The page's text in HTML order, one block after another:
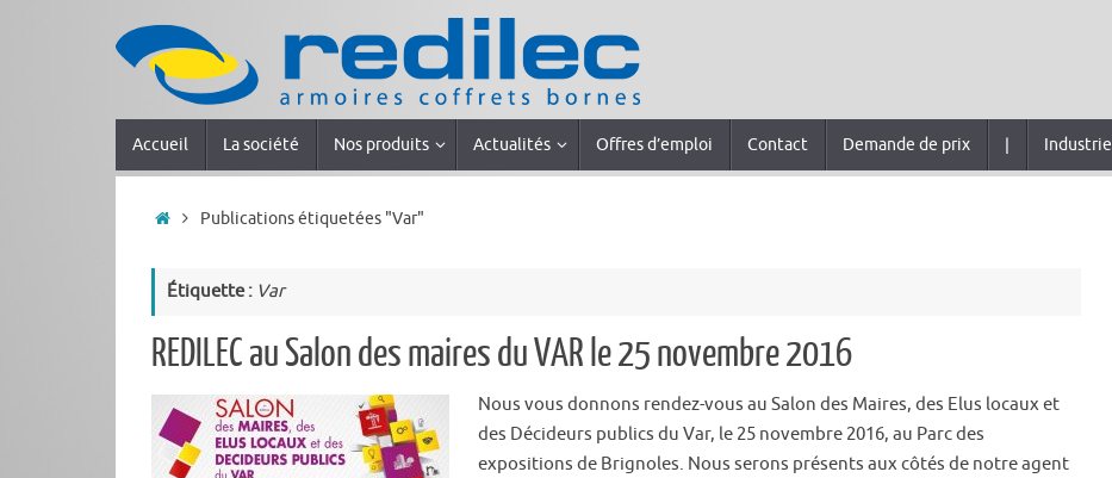
Accueil La société Nos produits Actualités Offres d’emploi Contact Demande de prix | Industrie
Publications étiquetées "Var"
Étiquette : Var
REDILEC au Salon des maires du VAR le 25 novembre 2016
Nous vous donnons rendez-vous au Salon des Maires, des Elus locaux et
des Décideurs publics du Var, le 25 novembre 2016, au Parc des
expositions de Brignoles. Nous serons présents aux côtés de notre agent